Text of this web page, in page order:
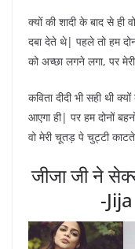
क्यों की शादी के बाद से ही
दबा देते थे| पहले तो हम
को अच्छा लगने लगा, पर
कविता दीदी भी सही थी
आएगा ही| पर हम दोनों
वो मेरी चूतड़ पे चुट्टी काटते
जीजा जी ने
-